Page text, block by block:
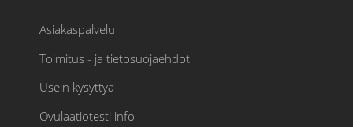
Asiakaspalvelu
Toimitus - ja tietosuojaehdot
Usein kysyttyä
Ovulaatiotesti info